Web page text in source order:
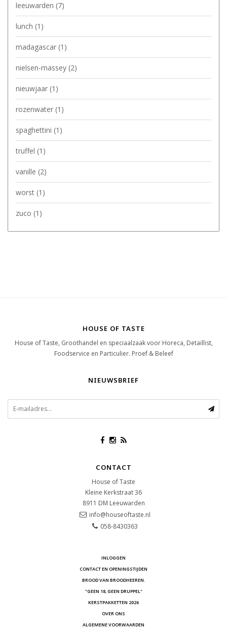
leeuwarden (7)
lunch (1)
madagascar (1)
nielsen-massey (2)
nieuwjaar (1)
rozenwater (1)
spaghettini (1)
truffel (1)
vanille (2)
worst (1)
zuco (1)
HOUSE OF TASTE
House of Taste, Groothandel en speciaalzaak voor Horeca, Detaillist,
Foodservice en Particulier. Proef & Beleef
NIEUWSBRIEF
CONTACT
House of Taste
Kleine Kerkstraat 36
8911 DM Leeuwarden
info@houseoftaste.nl
058-8430363
INLOGGEN
CONTACT EN OPENINGSTIJDEN
BROOD VAN BROODHEEREN.
"GEEN 18, GEEN DRUPPEL"
KERSTPAKKETTEN 2026
OVER ONS
ALGEMENE VOORWAARDEN